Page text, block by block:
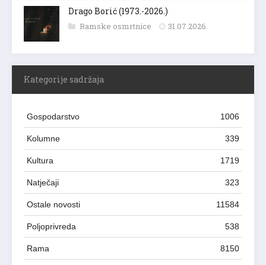
Drago Borić (1973.-2026.)
Ramske osmrtnice 31.07.2026.
Kategorije sadržaja
Gospodarstvo 1006
Kolumne 339
Kultura 1719
Natječaji 323
Ostale novosti 11584
Poljoprivreda 538
Rama 8150